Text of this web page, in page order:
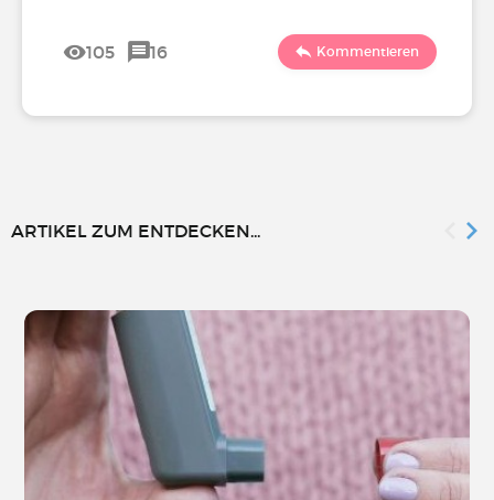
105 16 Kommentieren
ARTIKEL ZUM ENTDECKEN...